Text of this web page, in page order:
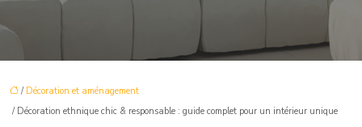
/ Décoration et aménagement
/ Décoration ethnique chic & responsable : guide complet pour un intérieur unique